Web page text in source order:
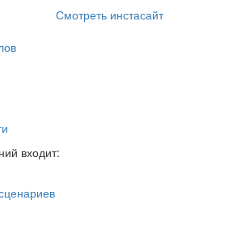
Смотреть инстасайт
входит: